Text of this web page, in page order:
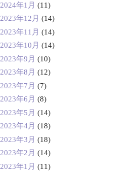
2024年1月 (11)
2023年12月 (14)
2023年11月 (14)
2023年10月 (14)
2023年9月 (10)
2023年8月 (12)
2023年7月 (7)
2023年6月 (8)
2023年5月 (14)
2023年4月 (18)
2023年3月 (18)
2023年2月 (14)
2023年1月 (11)